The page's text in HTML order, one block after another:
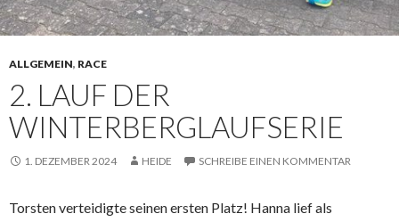
ALLGEMEIN, RACE
2. LAUF DER
WINTERBERGLAUFSERIE
1. DEZEMBER 2024 HEIDE SCHREIBE EINEN KOMMENTAR
Torsten verteidigte seinen ersten Platz! Hanna lief als